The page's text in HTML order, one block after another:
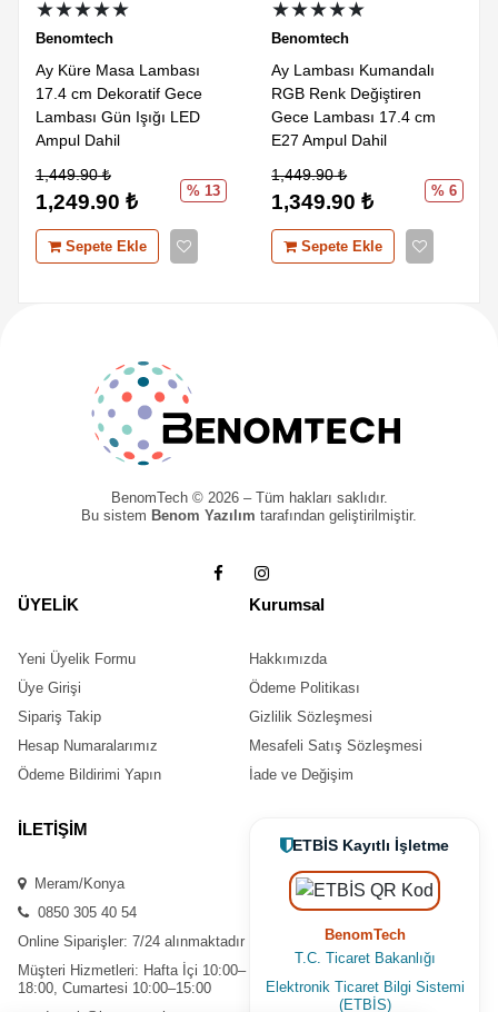
★★★★★
Benomtech
Ay Küre Masa Lambası
17.4 cm Dekoratif Gece
Lambası Gün Işığı LED
Ampul Dahil
1,449.90₺
1,249.90 ₺ % 13
Sepete Ekle
★★★★★
Benomtech
Ay Lambası Kumandalı
RGB Renk Değiştiren
Gece Lambası 17.4 cm
E27 Ampul Dahil
1,449.90₺
1,349.90 ₺ % 6
Sepete Ekle
BenomTech © 2026 – Tüm hakları saklıdır.
Bu sistem Benom Yazılım tarafından geliştirilmiştir.
ÜYELİK
Yeni Üyelik Formu
Üye Girişi
Sipariş Takip
Hesap Numaralarımız
Ödeme Bildirimi Yapın
Kurumsal
Hakkımızda
Ödeme Politikası
Gizlilik Sözleşmesi
Mesafeli Satış Sözleşmesi
İade ve Değişim
İLETİŞİM
Meram/Konya
0850 305 40 54
Online Siparişler: 7/24 alınmaktadır
Müşteri Hizmetleri: Hafta İçi 10:00–
18:00, Cumartesi 10:00–15:00
ETBİS Kayıtlı İşletme
BenomTech
T.C. Ticaret Bakanlığı
Elektronik Ticaret Bilgi Sistemi
(ETBİS)